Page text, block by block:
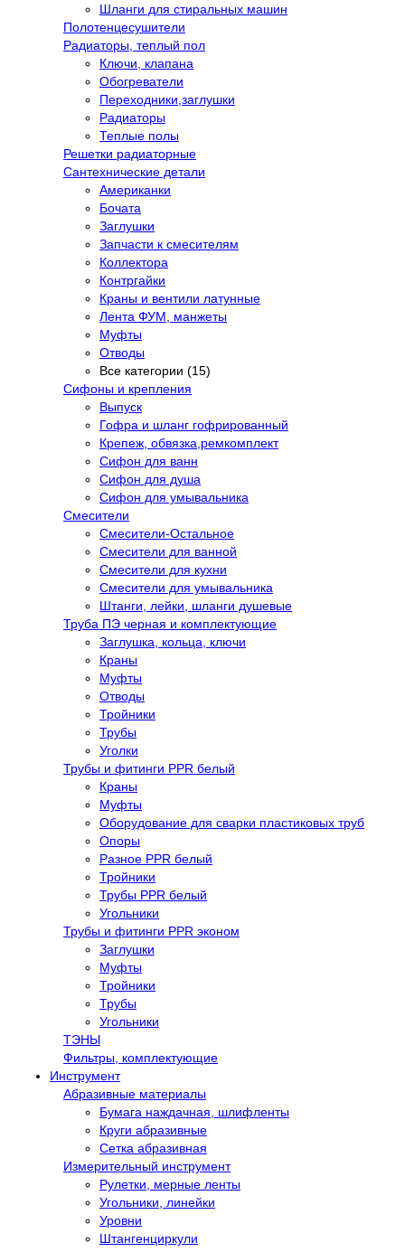
Шланги для стиральных машин
Полотенцесушители
Радиаторы, теплый пол
Ключи, клапана
Обогреватели
Переходники,заглушки
Радиаторы
Теплые полы
Решетки радиаторные
Сантехнические детали
Американки
Бочата
Заглушки
Запчасти к смесителям
Коллектора
Контргайки
Краны и вентили латунные
Лента ФУМ, манжеты
Муфты
Отводы
Все категории (15)
Сифоны и крепления
Выпуск
Гофра и шланг гофрированный
Крепеж, обвязка,ремкомплект
Сифон для ванн
Сифон для душа
Сифон для умывальника
Смесители
Cмесители-Остальное
Смесители для ванной
Смесители для кухни
Смесители для умывальника
Штанги, лейки, шланги душевые
Труба ПЭ черная и комплектующие
Заглушка, кольца, ключи
Краны
Муфты
Отводы
Тройники
Трубы
Уголки
Трубы и фитинги PPR белый
Краны
Муфты
Оборудование для сварки пластиковых труб
Опоры
Разное PPR белый
Тройники
Трубы PPR белый
Угольники
Трубы и фитинги PPR эконом
Заглушки
Муфты
Тройники
Трубы
Угольники
ТЭНЫ
Фильтры, комплектующие
Инструмент
Абразивные материалы
Бумага наждачная, шлифленты
Круги абразивные
Сетка абразивная
Измерительный инструмент
Рулетки, мерные ленты
Угольники, линейки
Уровни
Штангенциркули